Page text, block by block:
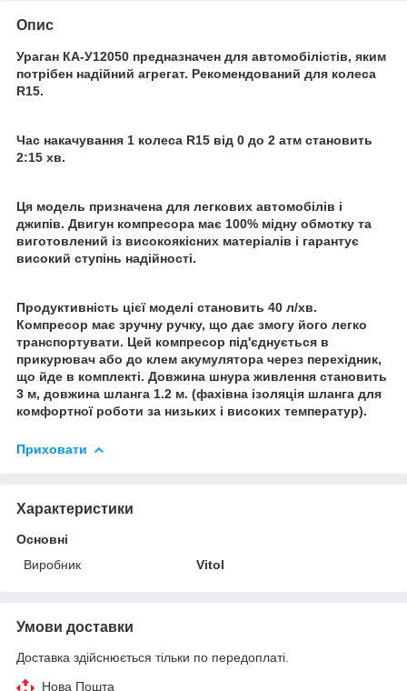
Опис
Ураган КА-У12050 предназначен для автомобілістів, яким
потрібен надійний агрегат. Рекомендований для колеса
R15.
Час накачування 1 колеса R15 від 0 до 2 атм становить
2:15 хв.
Ця модель призначена для легкових автомобілів і
джипів. Двигун компресора має 100% мідну обмотку та
виготовлений із високоякісних матеріалів і гарантує
високий ступінь надійності.
Продуктивність цієї моделі становить 40 л/хв.
Компресор має зручну ручку, що дає змогу його легко
транспортувати. Цей компресор під'єднується в
прикурювач або до клем акумулятора через перехідник,
що йде в комплекті. Довжина шнура живлення становить
3 м, довжина шланга 1.2 м. (фахівна ізоляція шланга для
комфортної роботи за низьких і високих температур).
Приховати
Характеристики
Основні
Виробник
Vitol
Умови доставки
Доставка здійснюється тільки по передоплаті.
Нова Пошта